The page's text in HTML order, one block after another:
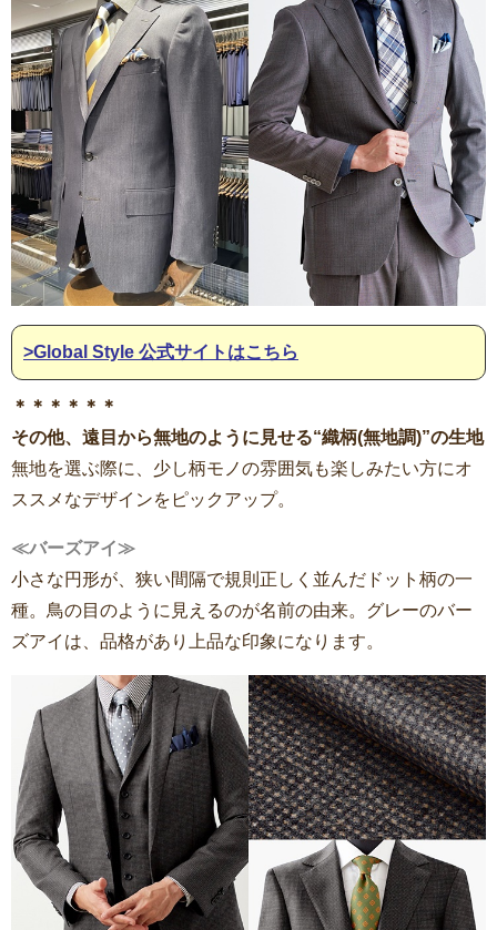
>Global Style 公式サイトはこちら
＊＊＊＊＊＊
その他、遠目から無地のように見せる“織柄(無地調)”の生地
無地を選ぶ際に、少し柄モノの雰囲気も楽しみたい方にオ
ススメなデザインをピックアップ。
≪バーズアイ≫
小さな円形が、狭い間隔で規則正しく並んだドット柄の一
種。鳥の目のように見えるのが名前の由来。グレーのバー
ズアイは、品格があり上品な印象になります。